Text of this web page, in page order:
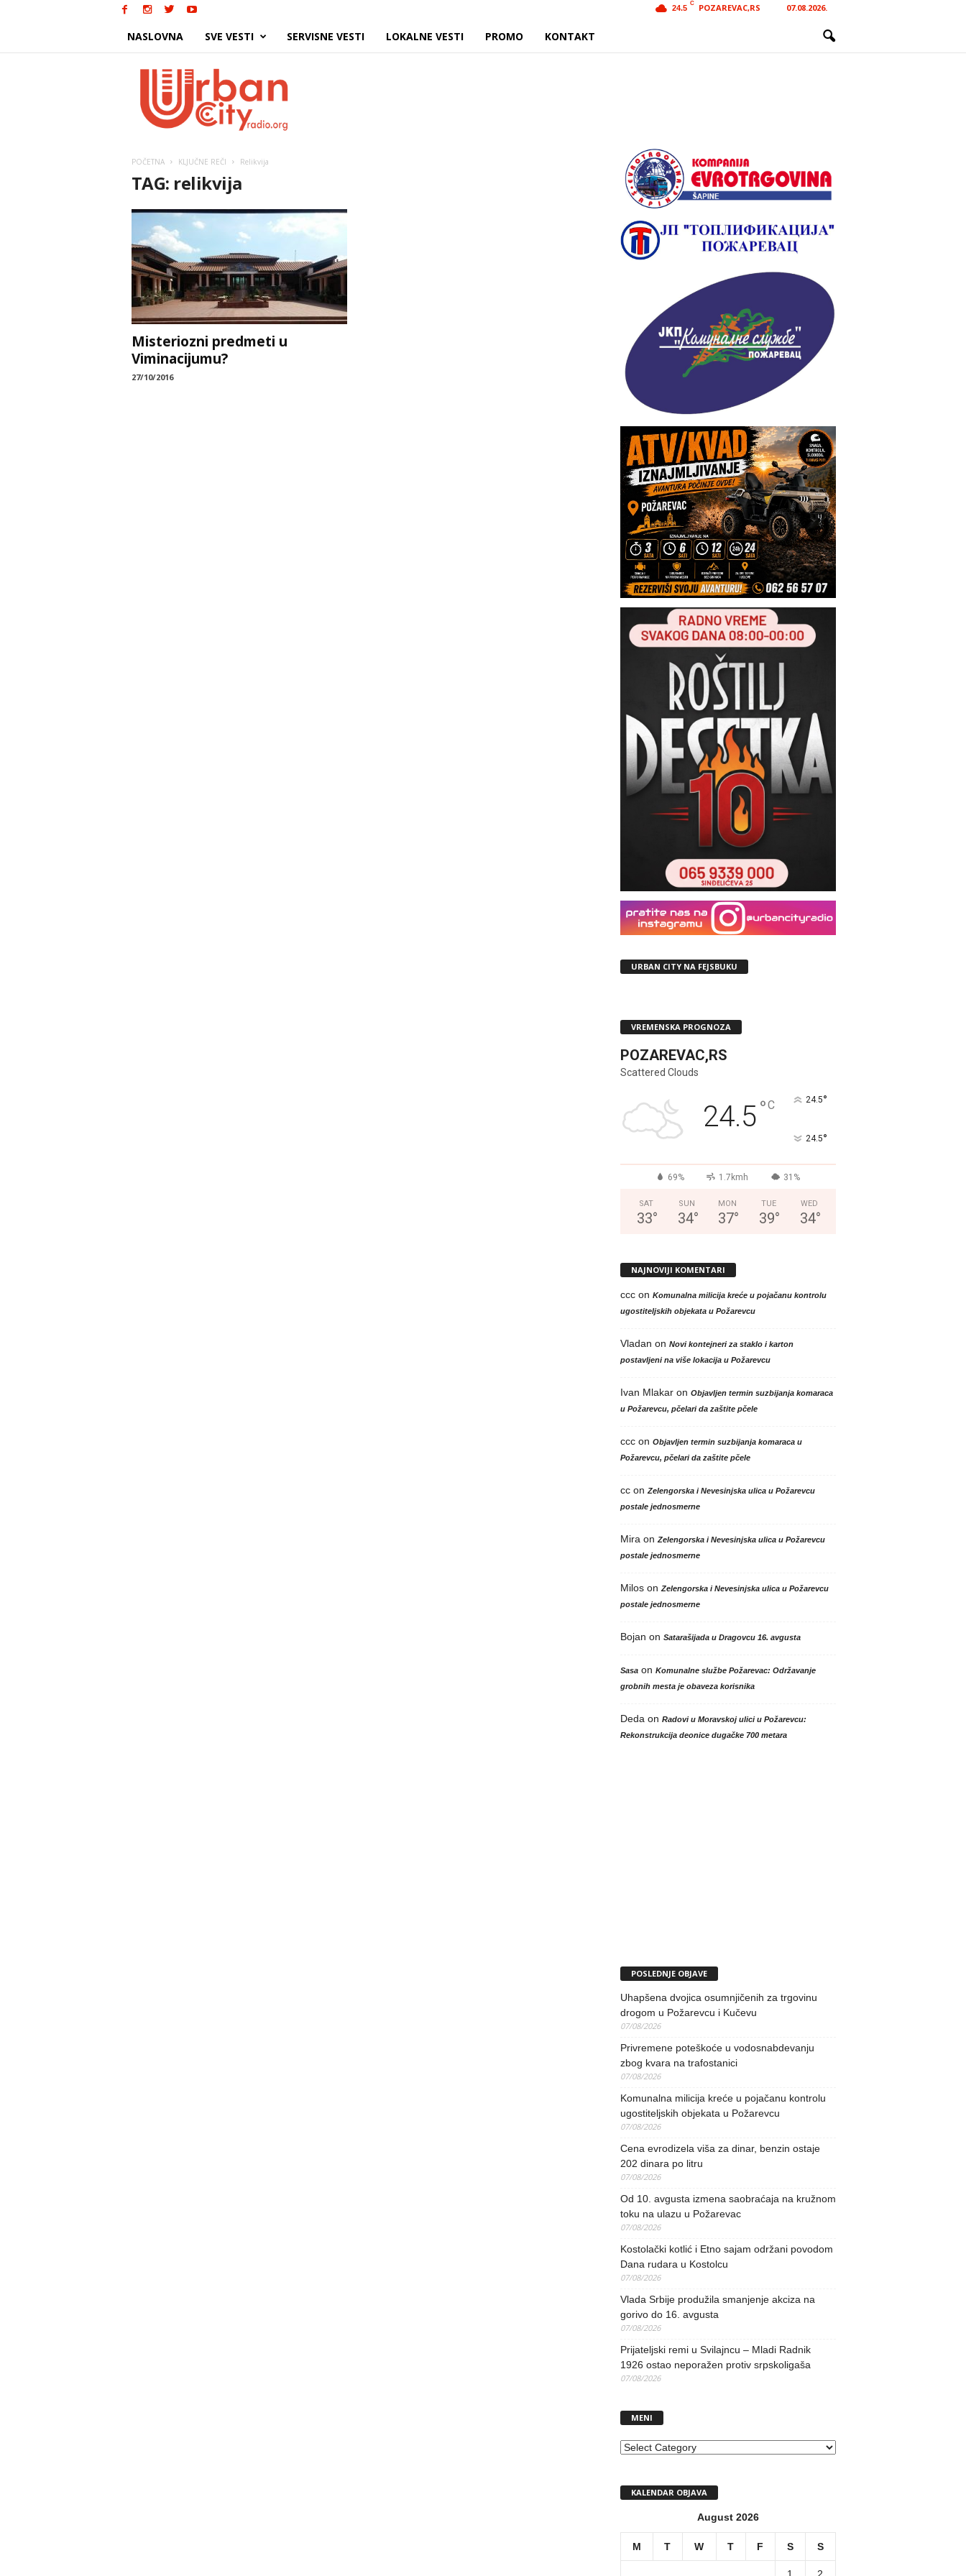
24.5
C POZAREVAC,RS 07.08.2026.
NASLOVNA SVE VESTI SERVISNE VESTI LOKALNE VESTI PROMO KONTAKT
POČETNA KLJUČNE REČI Relikvija
TAG: relikvija
Misteriozni predmeti u
Viminacijumu?
27/10/2016
URBAN CITY NA FEJSBUKU
VREMENSKA PROGNOZA
POZAREVAC,RS
Scattered Clouds
24.5°C 24.5°
24.5°
69% 1.7kmh 31%
SAT
33°
SUN
34°
MON
37°
TUE
39°
WED
34°
NAJNOVIJI KOMENTARI
cccon Komunalna milicija kreće u pojačanu kontrolu
ugostiteljskih objekata u Požarevcu
Vladan on Novi kontejneri za staklo i karton
postavljeni na više lokacija u Požarevcu
Ivan Mlakaron Objavljen termin suzbijanja komaraca
u Požarevcu, pčelari da zaštite pčele
cccon Objavljen termin suzbijanja komaraca u
Požarevcu, pčelari da zaštite pčele
ccon Zelengorska i Nevesinjska ulica u Požarevcu
postale jednosmerne
Mira on Zelengorska i Nevesinjska ulica u Požarevcu
postale jednosmerne
Miloson Zelengorska i Nevesinjska ulica u Požarevcu
postale jednosmerne
Bojan on Satarašijada u Dragovcu 16. avgusta
Sasaon Komunalne službe Požarevac: Održavanje
grobnih mesta je obaveza korisnika
Deda on Radovi u Moravskoj ulici u Požarevcu:
Rekonstrukcija deonice dugačke 700 metara
POSLEDNJE OBJAVE
Uhapšena dvojica osumnjičenih za trgovinu
drogom u Požarevcu i Kučevu
07/08/2026
Privremene poteškoće u vodosnabdevanju
zbog kvara na trafostanici
07/08/2026
Komunalna milicija kreće u pojačanu kontrolu
ugostiteljskih objekata u Požarevcu
07/08/2026
Cena evrodizela viša za dinar, benzin ostaje
202 dinara po litru
07/08/2026
Od 10. avgusta izmena saobraćaja na kružnom
toku na ulazu u Požarevac
07/08/2026
Kostolački kotlić i Etno sajam održani povodom
Dana rudara u Kostolcu
07/08/2026
Vlada Srbije produžila smanjenje akciza na
gorivo do 16. avgusta
07/08/2026
Prijateljski remi u Svilajncu – Mladi Radnik
1926 ostao neporažen protiv srpskoligaša
07/08/2026
MENI
MENI
KALENDAR OBJAVA
August 2026
M T W T F S S
1 2